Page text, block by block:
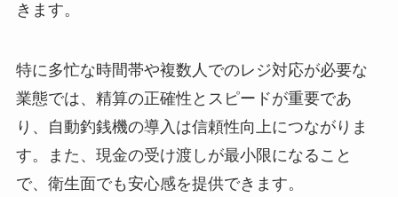
きます。
特に多忙な時間帯や複数人でのレジ対応が必要な
業態では、精算の正確性とスピードが重要であ
り、自動釣銭機の導入は信頼性向上につながりま
す。また、現金の受け渡しが最小限になること
で、衛生面でも安心感を提供できます。